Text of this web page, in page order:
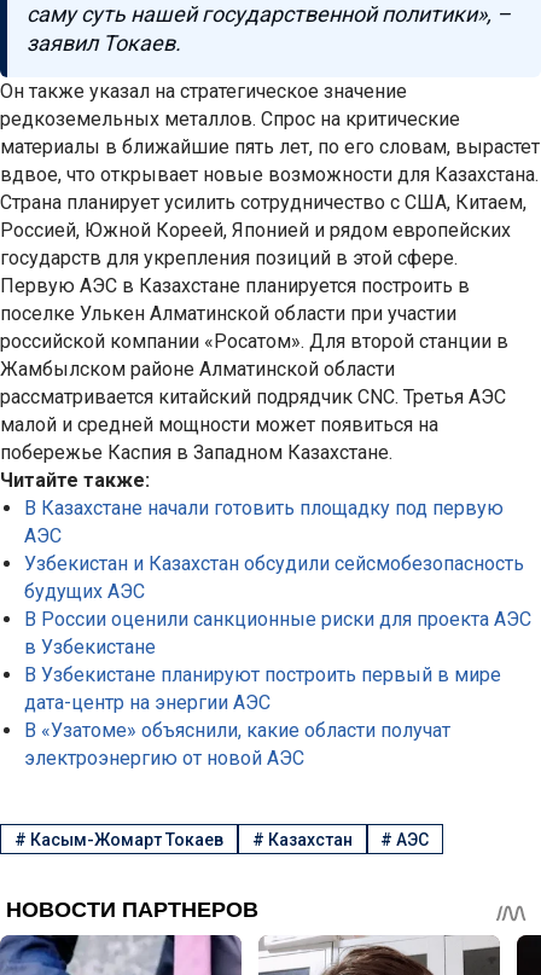
саму суть нашей государственной политики», –
заявил Токаев.
Он также указал на стратегическое значение
редкоземельных металлов. Спрос на критические
материалы в ближайшие пять лет, по его словам, вырастет
вдвое, что открывает новые возможности для Казахстана.
Страна планирует усилить сотрудничество с США, Китаем,
Россией, Южной Кореей, Японией и рядом европейских
государств для укрепления позиций в этой сфере.
Первую АЭС в Казахстане планируется построить в
поселке Улькен Алматинской области при участии
российской компании «Росатом». Для второй станции в
Жамбылском районе Алматинской области
рассматривается китайский подрядчик CNC. Третья АЭС
малой и средней мощности может появиться на
побережье Каспия в Западном Казахстане.
Читайте также:
В Казахстане начали готовить площадку под первую
АЭС
Узбекистан и Казахстан обсудили сейсмобезопасность
будущих АЭС
В России оценили санкционные риски для проекта АЭС
в Узбекистане
В Узбекистане планируют построить первый в мире
дата-центр на энергии АЭС
В «Узатоме» объяснили, какие области получат
электроэнергию от новой АЭС
# Касым-Жомарт Токаев # Казахстан #АЭС